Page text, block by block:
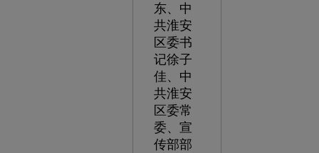
东、中
共淮安
区委书
记徐子
佳、中
共淮安
区委常
委、宣
传部部